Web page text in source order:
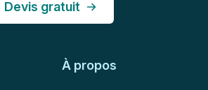
Devis gratuit
À propos